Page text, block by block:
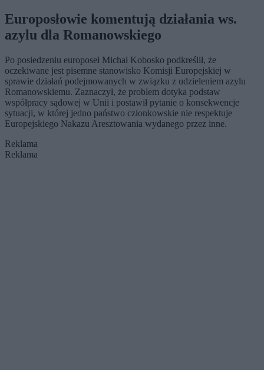
Europosłowie komentują działania ws.
azylu dla Romanowskiego
Po posiedzeniu europoseł Michał Kobosko podkreślił, że
oczekiwane jest pisemne stanowisko Komisji Europejskiej w
sprawie działań podejmowanych w związku z udzieleniem azylu
Romanowskiemu. Zaznaczył, że problem dotyka podstaw
współpracy sądowej w Unii i postawił pytanie o konsekwencje
sytuacji, w której jedno państwo członkowskie nie respektuje
Europejskiego Nakazu Aresztowania wydanego przez inne.
Reklama
Reklama